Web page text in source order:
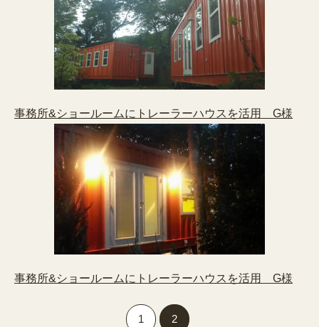
事務所&ショールームにトレーラーハウスを活用 G様
事務所&ショールームにトレーラーハウスを活用 G様
1 2